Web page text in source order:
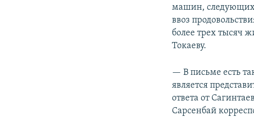
машин, следующих
ввоз
более трех тысяч
Токаеву.
— В письме есть
является
ответа от
Сарсенбай